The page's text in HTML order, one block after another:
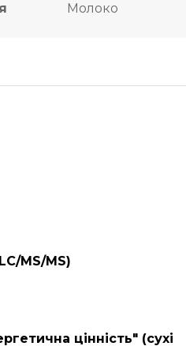
Молоко
MS/MS)
цінність" (сухі